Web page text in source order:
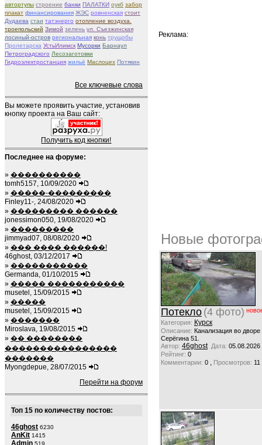
автортупы строение банки ПАЛАТКИ оукб забор
плакат финансирования ЖЭС ровненская стоит
Дудаева стаи татэнерго отопление воздуха.
троепольский Зимой зелень ул. Съезжинская
лосиный-остров региональная конь трущобы
Пролетарска УстьИлимск Мусорки Барнаул
Петроградского Лесозаготовки
Гидроэлектростанция жильё Маслоцех Потякин
Все ключевые слова
Вы можете проявить участие, установив
кнопку проекта на Ваш сайт:
Получить код кнопки!
Последнее на форуме:
» ����������
tomh5157, 10/09/2020
» �����-���������
Finley11-, 24/08/2020
» ��������� ������
jonessimon050, 19/08/2020
» ���������
jimmyad07, 08/08/2020
» ��� ���� ������!
46ghost, 03/12/2017
» �����������
Germanda, 01/10/2015
» ����� �����������
musetel, 15/09/2015
» �����
musetel, 15/09/2015
» �������
Miroslava, 19/08/2015
» �� ��������
����������������
�������
Myongdepue, 28/07/2015
Перейти на форум
Топ 15 по количеству постов:
46ghost 6230
AnKit 1415
Admin 519
Реклама:
Новые
Потекло (4 фото)
Категория: Курск
Описание: Канализация во
Серёгина 51.
Автор: 46ghost Дата: 05.08.2026
Рейтинг: 0
Комментарии: 0 , Просмотров: 11